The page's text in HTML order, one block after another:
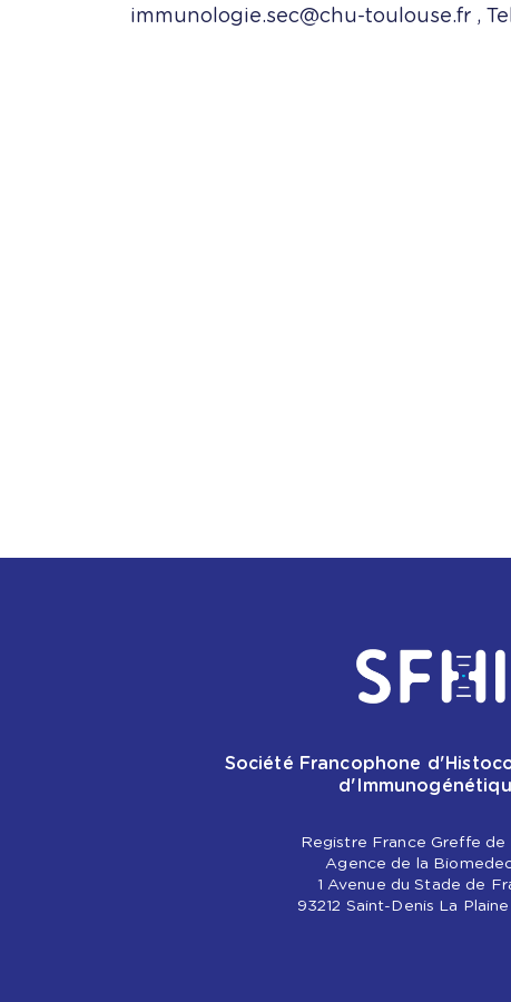
immunologie.sec@chu-toulouse.fr ,
Société Francophone
Registre France Greffe de
Agence de la
1 Avenue du Stade de
93212 Saint-Denis La